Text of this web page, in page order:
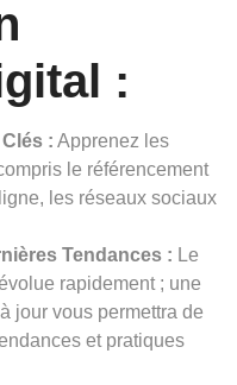
:
: Apprenez les
le référencement
les réseaux sociaux
Tendances : Le
rapidement ; une
jour vous permettra de
et pratiques